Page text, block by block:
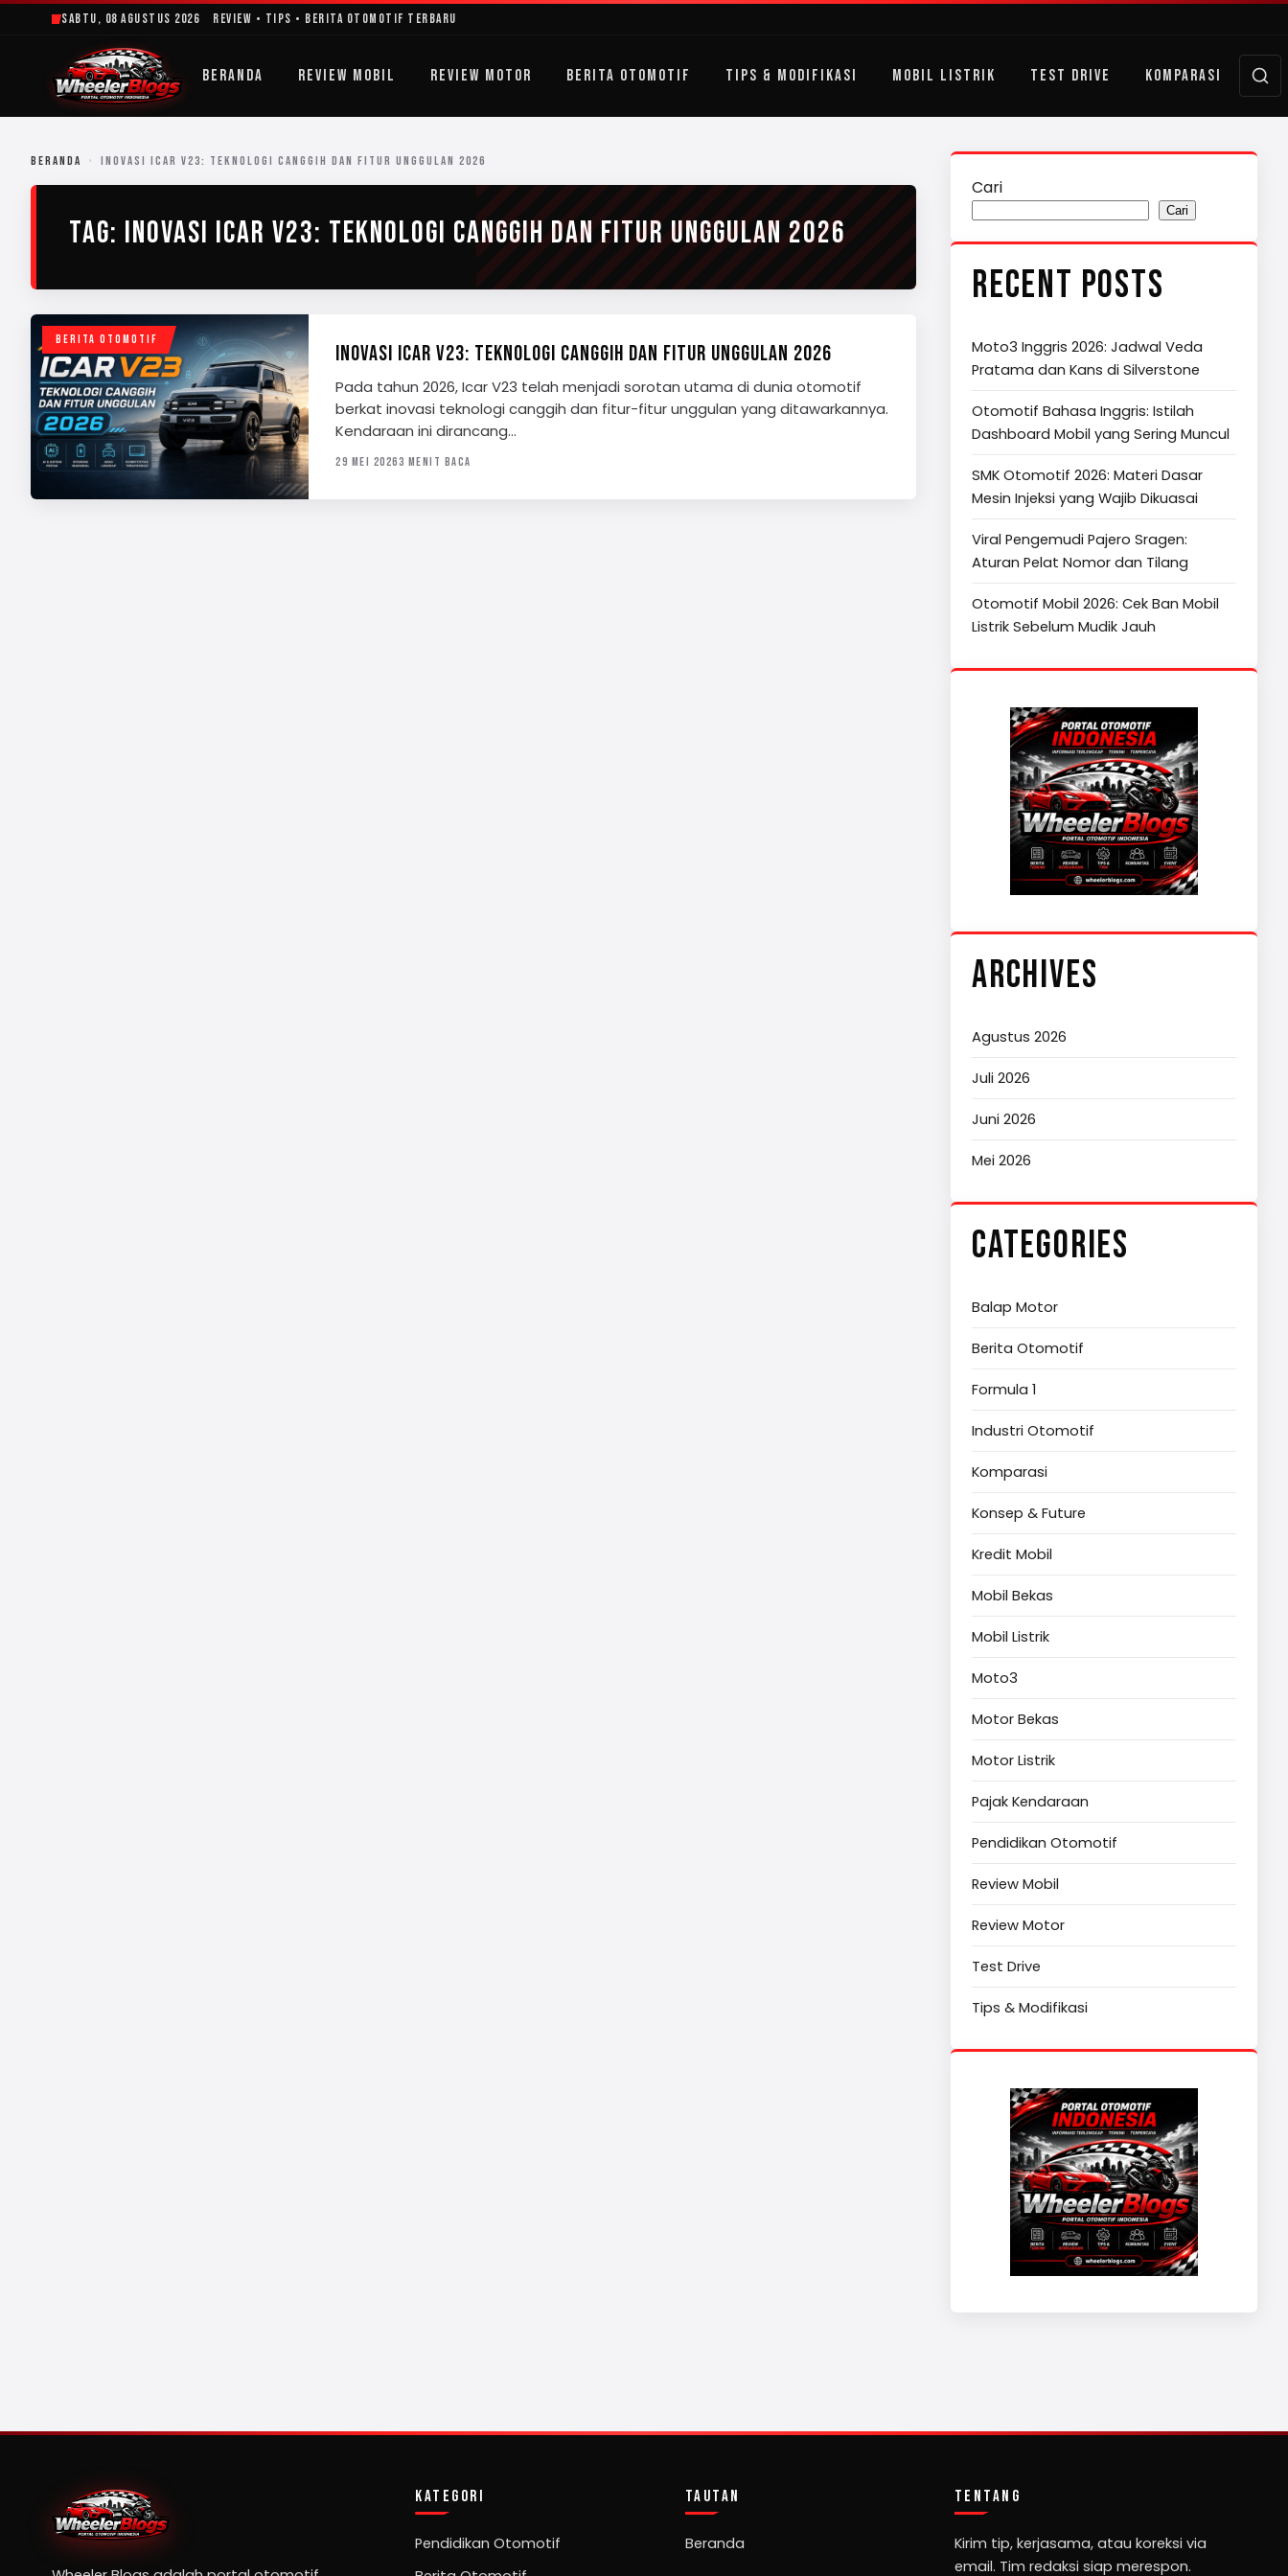
Lewati
Sabtu, 08 Agustus 2026 Review • Tips • Berita Otomotif Terbaru
BERANDA REVIEW MOBIL REVIEW MOTOR BERITA OTOMOTIF TIPS & MODIFIKASI MOBIL LISTRIK TEST DRIVE KOMPARASI
BERANDA › INOVASI ICAR V23: TEKNOLOGI CANGGIH DAN FITUR UNGGULAN 2026
TAG: INOVASI ICAR V23: TEKNOLOGI CANGGIH DAN FITUR UNGGULAN 2026
BERITA OTOMOTIF
INOVASI ICAR V23: TEKNOLOGI CANGGIH DAN FITUR UNGGULAN 2026
Pada tahun 2026, Icar V23 telah menjadi sorotan utama di dunia otomotif
berkat inovasi teknologi canggih dan fitur-fitur unggulan yang ditawarkannya.
Kendaraan ini dirancang…
29 MEI 20263 MENIT BACA
Cari
Cari
RECENT POSTS
Moto3 Inggris 2026: Jadwal Veda
Pratama dan Kans di Silverstone
Otomotif Bahasa Inggris: Istilah
Dashboard Mobil yang Sering Muncul
SMK Otomotif 2026: Materi Dasar
Mesin Injeksi yang Wajib Dikuasai
Viral Pengemudi Pajero Sragen:
Aturan Pelat Nomor dan Tilang
Otomotif Mobil 2026: Cek Ban Mobil
Listrik Sebelum Mudik Jauh
ARCHIVES
Agustus 2026
Juli 2026
Juni 2026
Mei 2026
CATEGORIES
Balap Motor
Berita Otomotif
Formula 1
Industri Otomotif
Komparasi
Konsep & Future
Kredit Mobil
Mobil Bekas
Mobil Listrik
Moto3
Motor Bekas
Motor Listrik
Pajak Kendaraan
Pendidikan Otomotif
Review Mobil
Review Motor
Test Drive
Tips & Modifikasi
KATEGORI
Pendidikan Otomotif
TAUTAN
Beranda
TENTANG
Kirim tip, kerjasama, atau koreksi via
email. Tim redaksi siap merespon.